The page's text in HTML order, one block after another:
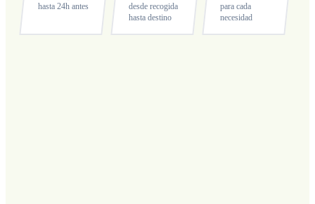
hasta 24h antes
desde recogida
hasta destino
para cada
necesidad